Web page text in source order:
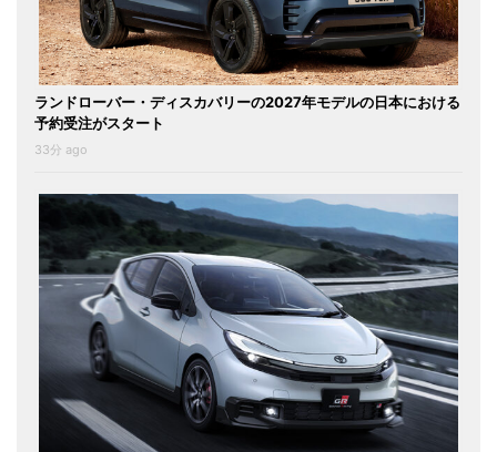
ランドローバー・ディスカバリーの2027年モデルの日本における
予約受注がスタート
33分 ago